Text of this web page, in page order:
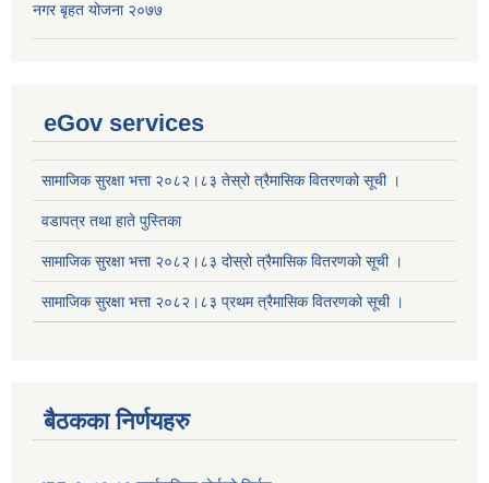
नगर बृहत योजना २०७७
eGov services
सामाजिक सुरक्षा भत्ता २०८२।८३ तेस्रो त्रैमासिक वितरणको सूची ।
वडापत्र तथा हाते पुस्तिका
सामाजिक सुरक्षा भत्ता २०८२।८३ दोस्रो त्रैमासिक वितरणको सूची ।
सामाजिक सुरक्षा भत्ता २०८२।८३ प्रथम त्रैमासिक वितरणको सूची ।
बैठकका निर्णयहरु